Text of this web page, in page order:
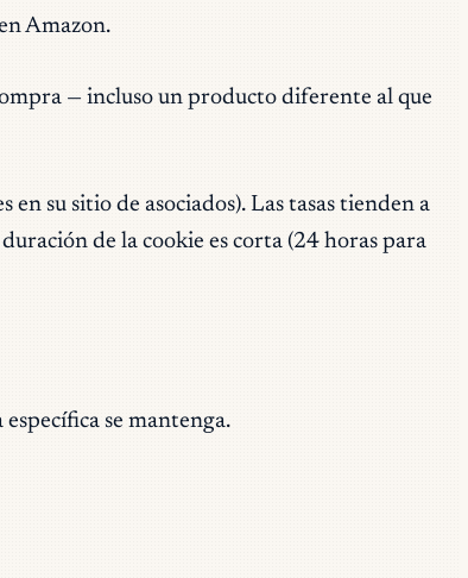
Amazon.
— incluso un producto diferente al que
su sitio de asociados). Las tasas tienden a
de la cookie es corta (24 horas para
se mantenga.